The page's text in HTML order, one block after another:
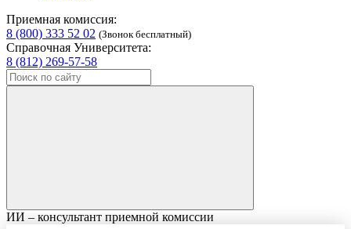
Приемная комиссия:
8 (800) 333 52 02 (Звонок бесплатный)
Справочная Университета:
8 (812) 269-57-58
ИИ – консультант приемной комиссии